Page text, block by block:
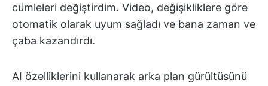
cümleleri değiştirdim. Video, değişikliklere göre
otomatik olarak uyum sağladı ve bana zaman ve
çaba kazandırdı.
AI özelliklerini kullanarak arka plan gürültüsünü